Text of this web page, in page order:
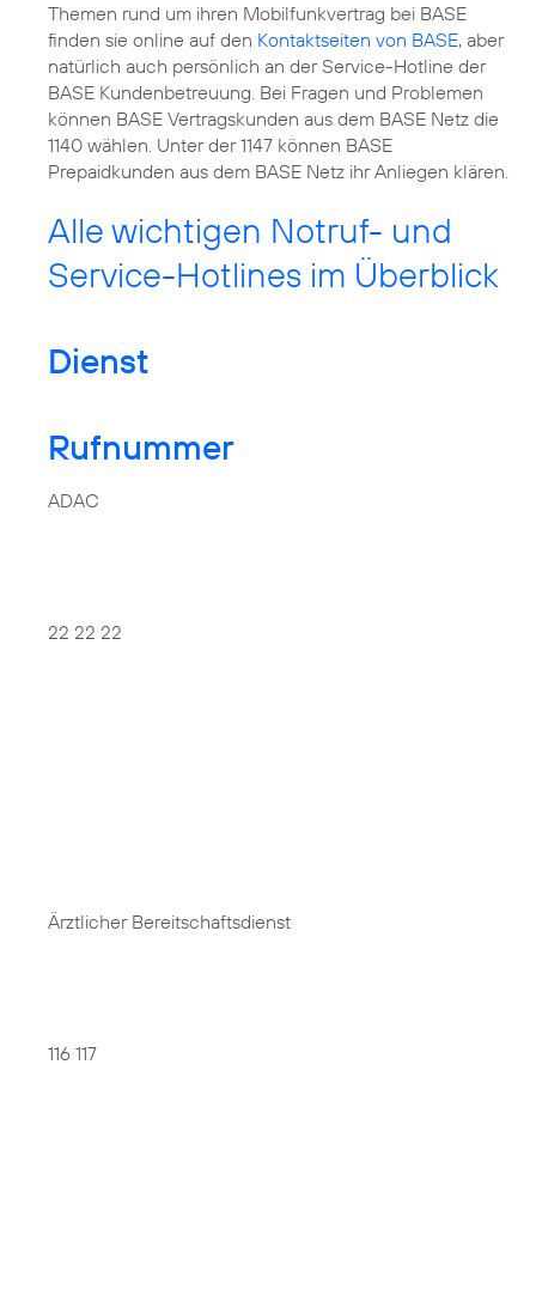
Themen rund um ihren Mobilfunkvertrag bei BASE
finden sie online auf den Kontaktseiten von BASE, aber
natürlich auch persönlich an der Service-Hotline der
BASE Kundenbetreuung. Bei Fragen und Problemen
können BASE Vertragskunden aus dem BASE Netz die
1140 wählen. Unter der 1147 können BASE
Prepaidkunden aus dem BASE Netz ihr Anliegen klären.
Alle wichtigen Notruf- und
Service-Hotlines im Überblick
Dienst
Rufnummer
ADAC
22 22 22
Ärztlicher Bereitschaftsdienst
116 117